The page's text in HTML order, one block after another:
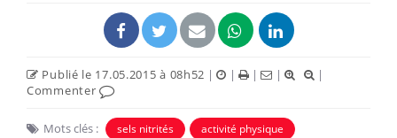
Publié le 17.05.2015 à 08h52 | | | |
|
Commenter
Mots clés : sels nitrités
activité physique